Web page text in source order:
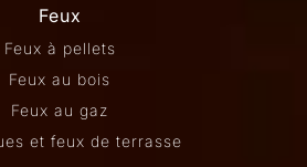
Feux
Feux à pellets
Feux au bois
Feux au gaz
et feux de terrasse